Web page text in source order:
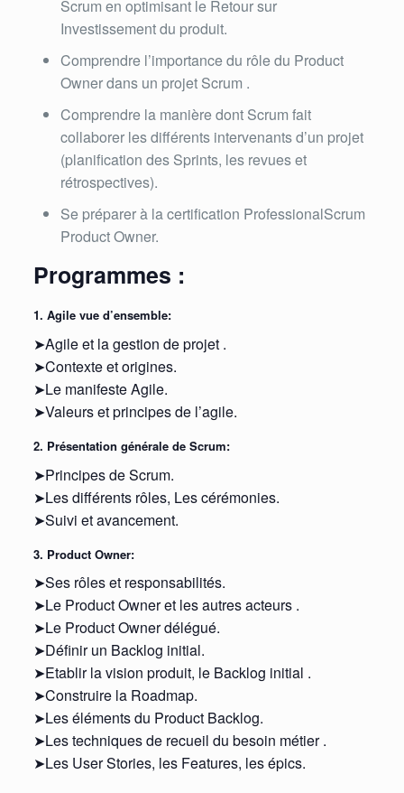
Scrum en optimisant le Retour sur
Investissement du produit.
Comprendre l’importance du rôle du Product
Owner dans un projet Scrum .
Comprendre la manière dont Scrum fait
collaborer les différents intervenants d’un projet
(planification des Sprints, les revues et
rétrospectives).
Se préparer à la certification ProfessionalScrum
Product Owner.
Programmes :
1. Agile vue d’ensemble:
➤Agile et la gestion de projet .
➤Contexte et origines.
➤Le manifeste Agile.
➤Valeurs et principes de l’agile.
2. Présentation générale de Scrum:
➤Principes de Scrum.
➤Les différents rôles, Les cérémonies.
➤Suivi et avancement.
3. Product Owner:
➤Ses rôles et responsabilités.
➤Le Product Owner et les autres acteurs .
➤Le Product Owner délégué.
➤Définir un Backlog initial.
➤Etablir la vision produit, le Backlog initial .
➤Construire la Roadmap.
➤Les éléments du Product Backlog.
➤Les techniques de recueil du besoin métier .
➤Les User Stories, les Features, les épics.